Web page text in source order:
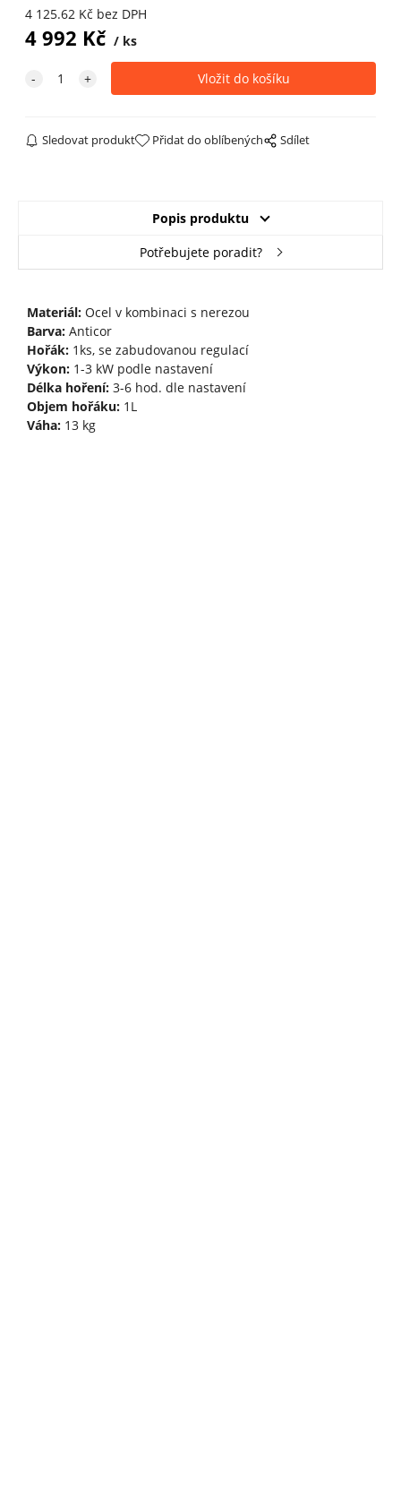
4 125.62 Kč bez DPH
4 992 Kč ks
Sledovat produkt Přidat do oblíbených Sdílet
Popis produktu
Potřebujete poradit?
Materiál:Ocel v kombinaci s nerezou
Barva:Anticor
Hořák:1ks, se zabudovanou regulací
Výkon:1-3 kW podle nastavení
Délka hoření:3-6 hod. dle nastavení
Objem hořáku:1L
Váha:13 kg